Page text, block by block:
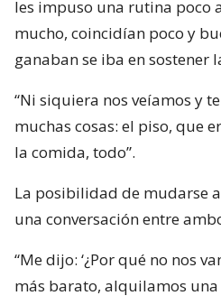
les impuso una rutina poco
mucho, coincidían poco y
ganaban se iba en sostener
“Ni siquiera nos veíamos y
muchas cosas: el piso, que
la comida, todo”.
La posibilidad de mudarse
una conversación entre
“Me dijo: ‘¿Por qué no nos
más barato, alquilamos